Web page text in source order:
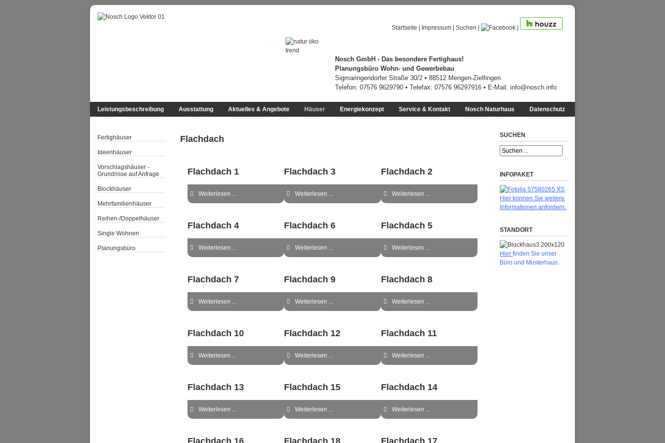
Startseite Impressum Suchen
Nosch GmbH - Das besondere Fertighaus!
Planungsbüro Wohn- und Gewerbebau
Sigmaringendorfer Straße 30/2 • 88512 Mengen-Zielfingen
Telefon: 07576 9629790 • Telefax: 07576 96297916 • E-Mail: info@nosch.info
Leistungsbeschreibung Ausstattung Aktuelles & Angebote Häuser Energiekonzept Service & Kontakt Nosch Naturhaus Datenschutz
Flachdach
Flachdach 1
Weiterlesen ...
Flachdach 2
Weiterlesen ...
Flachdach 3
Weiterlesen ...
Flachdach 4
Weiterlesen ...
Flachdach 5
Weiterlesen ...
Flachdach 6
Weiterlesen ...
Flachdach 7
Weiterlesen ...
Flachdach 8
Weiterlesen ...
Flachdach 9
Weiterlesen ...
Flachdach 10
Weiterlesen ...
Flachdach 11
Weiterlesen ...
Flachdach 12
Weiterlesen ...
Flachdach 13
Weiterlesen ...
Flachdach 14
Weiterlesen ...
Flachdach 15
Weiterlesen ...
Flachdach 16 Flachdach 17
Flachdach 18
Fertighäuser
Ideenhäuser
Vorschlagshäuser -
Grundrisse auf Anfrage
Blockhäuser
Mehrfamilienhäuser
Reihen-/Doppelhäuser
Single Wohnen
Planungsbüro
SUCHEN
INFOPAKET
Hier können Sie weitere
Informationen anfordern.
STANDORT
Hier finden Sie unser
Büro und Musterhaus.